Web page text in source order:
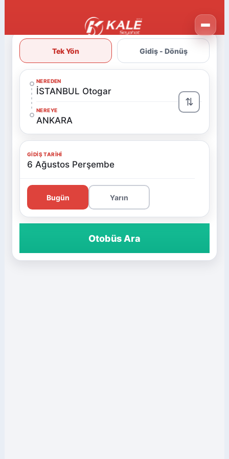
Tek Yön Gidiş - Dönüş
NEREDEN
İSTANBUL Otogar
NEREYE
ANKARA
⇅
GIDIŞ TARIHI
6 Ağustos Perşembe
Bugün Yarın
Otobüs Ara